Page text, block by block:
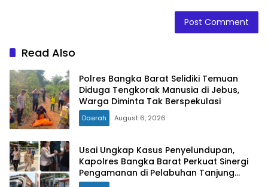
Read Also
Polres Bangka Barat Selidiki Temuan
Diduga Tengkorak Manusia di Jebus,
Warga Diminta Tak Berspekulasi
Daerah August 6, 2026
Usai Ungkap Kasus Penyelundupan,
Kapolres Bangka Barat Perkuat Sinergi
Pengamanan di Pelabuhan Tanjung
Kalian